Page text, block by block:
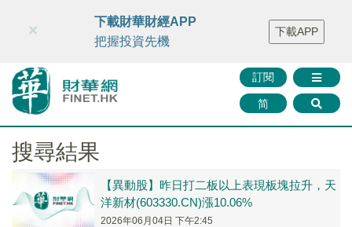
財華智庫網 FINTV FINMETA 財華證券 媒體矩陣
智庫沙龍
聯絡我們
訂閱
简
×
下載財華財經APP
把握投資先機
下載APP
搜尋結果
【異動股】昨日打二板以上表現板塊拉升，天
洋新材(603330.CN)漲10.06%
2026年06月04日 下午2:45